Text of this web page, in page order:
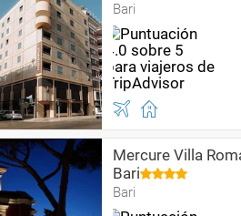
Bari
Mercure Villa
Bari
Bari